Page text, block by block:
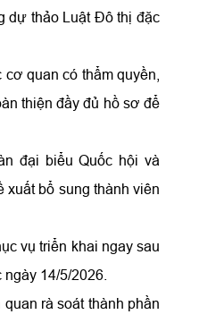
dự thảo Luật Đô thị đặc
quan có thẩm quyền,
thiện đầy đủ hồ sơ để
đại biểu Quốc hội và
xuất bổ sung thành viên
vụ triển khai ngay sau
14/5/2026.
rà soát thành phần